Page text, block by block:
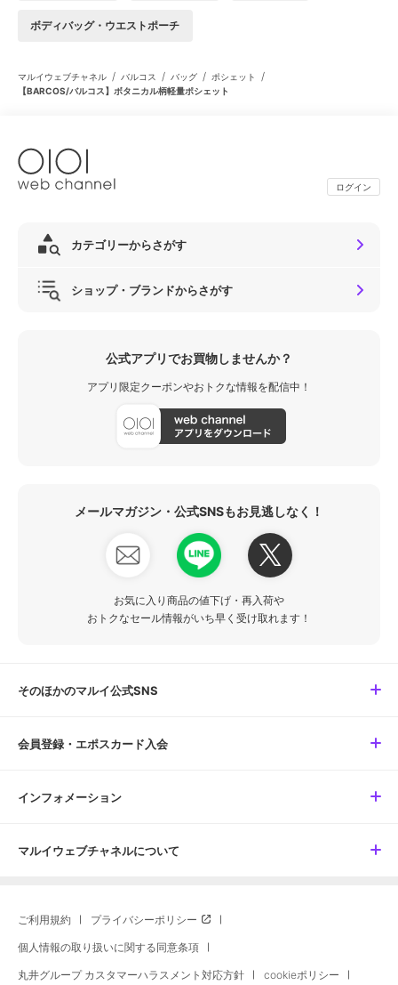
ボディバッグ・ウエストポーチ
マルイウェブチャネル / バルコス / バッグ / ポシェット /
【BARCOS/バルコス】ボタニカル柄軽量ポシェット
ログイン
カテゴリーからさがす
ショップ・ブランドからさがす
公式アプリでお買物しませんか？
アプリ限定クーポンやおトクな情報を配信中！
メールマガジン・公式SNSもお見逃しなく！
お気に入り商品の値下げ・再入荷や
おトクなセール情報がいち早く受け取れます！
そのほかのマルイ公式SNS
会員登録・エポスカード入会
インフォメーション
マルイウェブチャネルについて
ご利用規約 プライバシーポリシー
個人情報の取り扱いに関する同意条項
丸井グループ カスタマーハラスメント対応方針 cookieポリシー